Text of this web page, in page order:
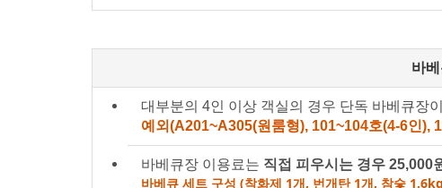
바
대부분의 4인 이상 객실의 경우 단독 바베큐장
예외(A201~A305(원룸형), 101~104호(4-6인),
바베큐장 이용료는 직접 피우시는 경우 25,000
바베큐 세트 구성 (착화제 1개, 번개탄 1개, 참숯